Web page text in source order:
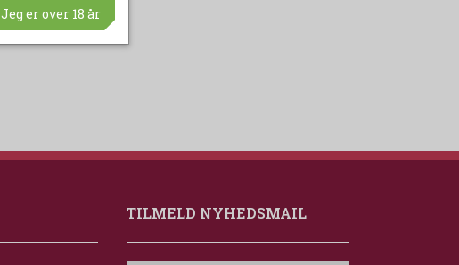
TILMELD NYHEDSMAIL
Jeg er over 18 år